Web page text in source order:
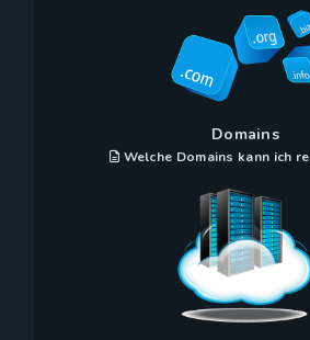
Domains
Welche Domains kann ich